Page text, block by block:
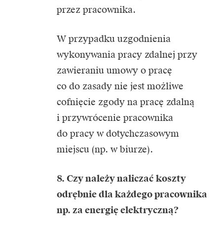
przez pracownika.
W przypadku uzgodnienia
wykonywania pracy zdalnej przy
zawieraniu umowy o pracę
co do zasady nie jest możliwe
cofnięcie zgody na pracę zdalną
i przywrócenie pracownika
do pracy w dotychczasowym
miejscu (np. w biurze).
8. Czy należy naliczać koszty
odrębnie dla każdego pracownika
np. za energię elektryczną?